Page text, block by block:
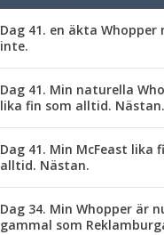
Dag 41. en äkta Whopper
inte.
Dag 41. Min naturella
lika fin som alltid. Nästan.
Dag 41. Min McFeast lika
alltid. Nästan.
Dag 34. Min Whopper är
gammal som